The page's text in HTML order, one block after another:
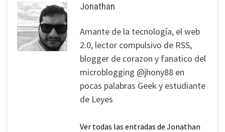
Jonathan
Amante de la tecnología, el web
2.0, lector compulsivo de RSS,
blogger de corazon y fanatico del
microblogging @jhony88 en
pocas palabras Geek y estudiante
de Leyes
Ver todas las entradas de Jonathan